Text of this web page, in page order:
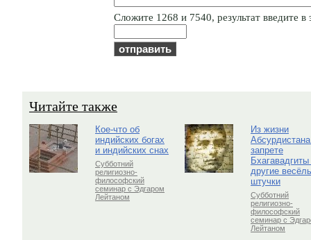
Cлoжитe 1268 и 7540, результат введите в
Читайте также
Кое-что об
индийских богах
и индийских снах
Субботний
религиозно-
философский
семинар с Эдгаром
Лейтаном
Из жизни
запрете
Бхагавадгиты
другие
штучки
Субботний
религиозно-
философский
семинар с
Лейтаном